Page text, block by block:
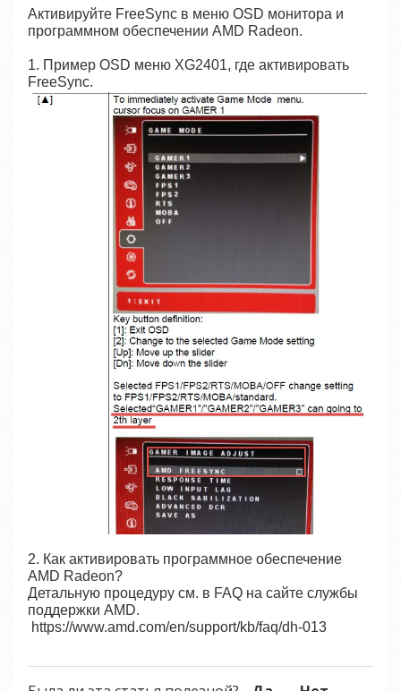
Активируйте FreeSync в меню OSD монитора и
программном обеспечении AMD Radeon.
1. Пример OSD меню XG2401, где активировать
FreeSync.
2. Как активировать программное обеспечение
AMD Radeon?
Детальную процедуру см. в FAQ на сайте службы
поддержки AMD.
https://www.amd.com/en/support/kb/faq/dh-013